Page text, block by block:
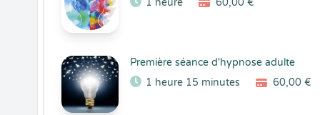
1 heure
60,00 €
Première séance d'hypnose adulte
1 heure 15 minutes
60,00 €